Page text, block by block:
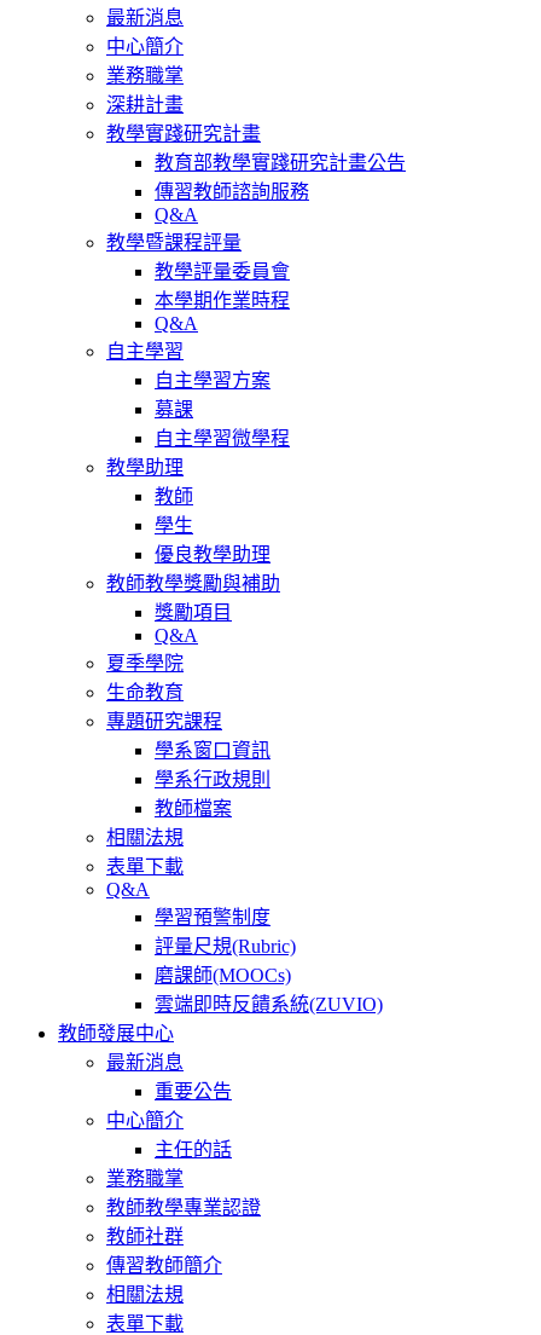
最新消息
中心簡介
業務職掌
深耕計畫
教學實踐研究計畫
教育部教學實踐研究計畫公告
傳習教師諮詢服務
Q&A
教學暨課程評量
教學評量委員會
本學期作業時程
Q&A
自主學習
自主學習方案
募課
自主學習微學程
教學助理
教師
學生
優良教學助理
教師教學獎勵與補助
獎勵項目
Q&A
夏季學院
生命教育
專題研究課程
學系窗口資訊
學系行政規則
教師檔案
相關法規
表單下載
Q&A
學習預警制度
評量尺規(Rubric)
磨課師(MOOCs)
雲端即時反饋系統(ZUVIO)
教師發展中心
最新消息
重要公告
中心簡介
主任的話
業務職掌
教師教學專業認證
教師社群
傳習教師簡介
相關法規
表單下載